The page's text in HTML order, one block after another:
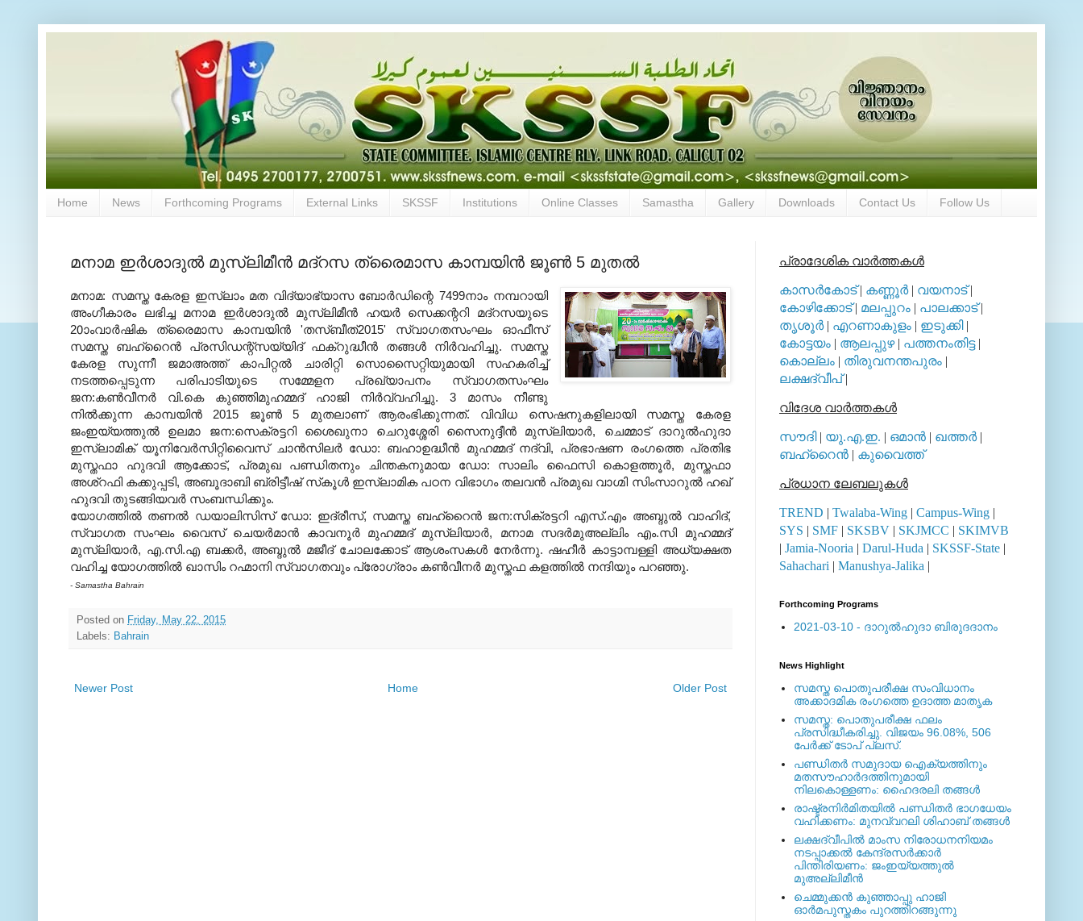
Home News Forthcoming Programs External Links SKSSF Institutions Online Classes Samastha Gallery Downloads Contact Us Follow Us
മനാമ ഇര്‍ശാദുല്‍ മുസ്‌ലിമീന്‍ മദ്‌റസ ത്രൈമാസ കാമ്പയിന്‍ ജൂണ്‍ 5 മുതല്‍
മനാമ: സമസ്ത കേരള ഇസ്‌ലാം മത വിദ്യാഭ്യാസ ബോര്‍ഡിന്റെ 7499നാം നമ്പറായി
അംഗീകാരം ലഭിച്ച മനാമ ഇര്‍ശാദുല്‍ മുസ്‌ലിമീന്‍ ഹയര്‍ സെക്കന്ററി മദ്‌റസയുടെ
20ാംവാര്‍ഷിക ത്രൈമാസ കാമ്പയിന്‍ 'തസ്ബീത്2015' സ്വാഗതസംഘം ഓഫീസ്
സമസ്ത ബഹ്‌റൈന്‍ പ്രസിഡന്റ്‌സയ്യിദ് ഫക്‌റുദ്ധീന്‍ തങ്ങള്‍ നിര്‍വഹിച്ചു. സമസ്ത
കേരള സുന്നീ ജമാഅത്ത് കാപിറ്റല്‍ ചാരിറ്റി സൊസൈറ്റിയുമായി സഹകരിച്ച്
നടത്തപ്പെടുന്ന പരിപാടിയുടെ സമ്മേളന പ്രഖ്യാപനം സ്വാഗതസംഘം
ജന:കണ്‍വീനര്‍ വി.കെ കുഞ്ഞിമുഹമ്മദ് ഹാജി നിര്‍വ്വഹിച്ചു. 3 മാസം നീണ്ടു
നില്‍ക്കുന്ന കാമ്പയിന്‍ 2015 ജൂണ്‍ 5 മുതലാണ് ആരംഭിക്കുന്നത്. വിവിധ സെഷനുകളിലായി സമസ്ത കേരള
ജംഇയ്യത്തുല്‍ ഉലമാ ജന:സെക്രട്ടറി ശൈഖുനാ ചെറുശ്ശേരി സൈനുദ്ദീന്‍ മുസ്‌ലിയാര്‍, ചെമ്മാട് ദാറുല്‍ഹുദാ
ഇസ്‌ലാമിക് യൂനിവേര്‍സിറ്റിവൈസ് ചാന്‍സിലര്‍ ഡോ: ബഹാഉദ്ധീന്‍ മുഹമ്മദ് നദ്‌വി, പ്രഭാഷണ രംഗത്തെ പ്രതിഭ
മുസ്തഫാ ഹുദവി ആക്കോട്, പ്രമുഖ പണ്ഡിതനും ചിന്തകനുമായ ഡോ: സാലിം ഫൈസി കൊളത്തൂര്‍, മുസ്തഫാ
അശ്‌റഫി കക്കുപ്പടി, അബൂദാബി ബ്രിട്ടീഷ് സ്‌കൂള്‍ ഇസ്‌ലാമിക പഠന വിഭാഗം തലവന്‍ പ്രമുഖ വാഗ്മി സിംസാറുല്‍ ഹഖ്
ഹുദവി തുടങ്ങിയവര്‍ സംബന്ധിക്കും.
യോഗത്തില്‍ തണല്‍ ഡയാലിസിസ് ഡോ: ഇദ്‌രീസ്, സമസ്ത ബഹ്‌റൈന്‍ ജന:സിക്രട്ടറി എസ്.എം അബ്ദുല്‍ വാഹിദ്,
സ്വാഗത സംഘം വൈസ് ചെയര്‍മാന്‍ കാവനൂര്‍ മുഹമ്മദ് മുസ്‌ലിയാര്‍, മനാമ സദര്‍മുഅല്ലിം എം.സി മുഹമ്മദ്
മുസ്‌ലിയാര്‍, എ.സി.എ ബക്കര്‍, അബ്ദുല്‍ മജീദ് ചോലക്കോട് ആശംസകള്‍ നേര്‍ന്നു. ഷഹീര്‍ കാട്ടാമ്പള്ളി അധ്യക്ഷത
വഹിച്ച യോഗത്തില്‍ ഖാസിം റഹ്മാനി സ്വാഗതവും പ്രോഗ്രാം കണ്‍വീനര്‍ മുസ്തഫ കളത്തില്‍ നന്ദിയും പറഞ്ഞു.
- Samastha Bahrain
Posted on Friday, May 22, 2015
Labels: Bahrain
Newer Post Older Post
Home
പ്രാദേശിക വാര്‍ത്തകള്‍
കാസര്‍കോട്| കണ്ണൂര്‍| വയനാട്|
കോഴിക്കോട്| മലപ്പുറം | പാലക്കാട്|
തൃശൂര്‍| എറണാകുളം | ഇടുക്കി|
കോട്ടയം | ആലപ്പുഴ| പത്തനംതിട്ട|
കൊല്ലം | തിരുവനന്തപുരം |
ലക്ഷദ്വീപ്|
വിദേശ വാര്‍ത്തകള്‍
സൗദി| യു.എ.ഇ. | ഒമാന്‍ | ഖത്തര്‍|
ബഹ്റൈന്‍ | കുവൈത്ത്
പ്രധാന ലേബലുകള്‍
TREND | Twalaba-Wing | Campus-Wing |
SYS | SMF | SKSBV | SKJMCC | SKIMVB
| Jamia-Nooria | Darul-Huda | SKSSF-State |
Sahachari | Manushya-Jalika |
Forthcoming Programs
2021-03-10 - ദാറുല്‍ഹുദാ ബിരുദദാനം
News Highlight
സമസ്ത പൊതുപരീക്ഷ സംവിധാനം
അക്കാദമിക രംഗത്തെ ഉദാത്ത മാതൃക
സമസ്ത: പൊതുപരീക്ഷ ഫലം
പ്രസിദ്ധീകരിച്ചു. വിജയം 96.08%, 506
പേര്‍ക്ക് ടോപ് പ്ലസ്.
പണ്ഡിതര്‍ സമുദായ ഐക്യത്തിനും
മതസൗഹാര്‍ദത്തിനുമായി
നിലകൊള്ളണം: ഹൈദരലി തങ്ങള്‍
രാഷ്ട്രനിര്‍മിതയില്‍ പണ്ഡിതര്‍ ഭാഗധേയം
വഹിക്കണം: മുനവ്വറലി ശിഹാബ് തങ്ങള്‍
ലക്ഷദ്വീപില്‍ മാംസ നിരോധനനിയമം
നടപ്പാക്കല്‍ കേന്ദ്രസര്‍ക്കാര്‍
പിന്തിരിയണം: ജംഇയ്യത്തുല്‍
മുഅല്ലിമീന്‍
ചെമ്മുക്കന്‍ കുഞ്ഞാപ്പു ഹാജി
ഓര്‍മപുസ്തകം പുറത്തിറങ്ങുന്നു